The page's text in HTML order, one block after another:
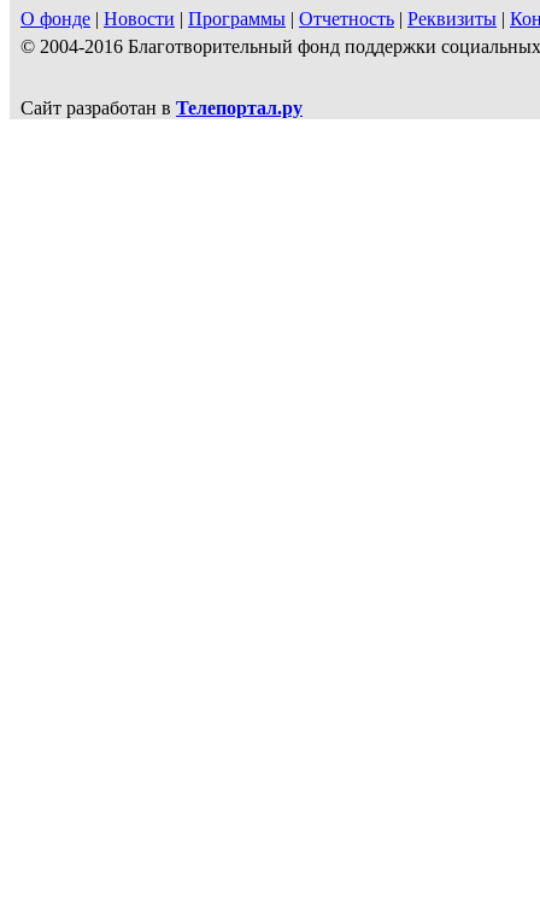
О фонде | Новости | Программы | Отчетность | Реквизиты |
© 2004-2016 Благотворительный фонд поддержки
Сайт разработан в Телепортал.ру